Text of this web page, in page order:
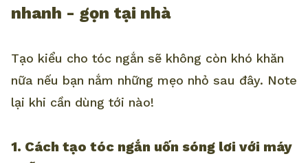
nhanh - gọn tại nhà
Tạo kiểu cho tóc ngắn sẽ không còn khó khăn
nữa nếu bạn nắm những mẹo nhỏ sau đây. Note
lại khi cần dùng tới nào!
1. Cách tạo tóc ngắn uốn sóng lơi với máy